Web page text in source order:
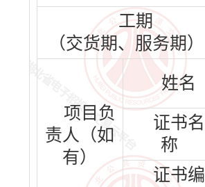
工期
（交货期、服务期）
项目负
责人（如
有）
姓名
证书名
称
证书编